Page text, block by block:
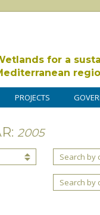
for a
PROJECTS
2005
Search by
Search by